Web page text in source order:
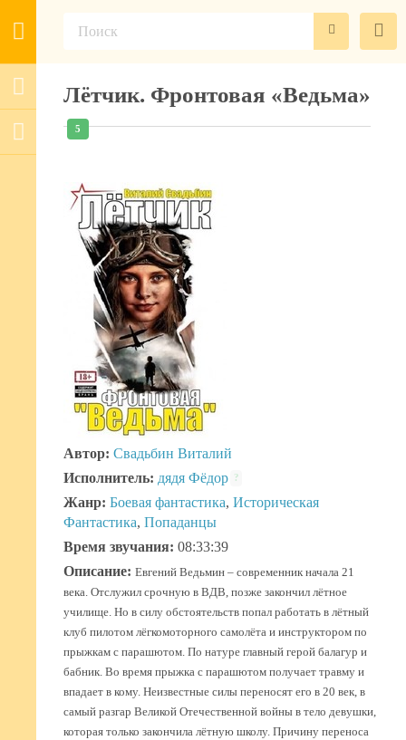
Лётчик. Фронтовая «Ведьма»
5
Автор: Свадьбин Виталий
Исполнитель: дядя Фёдор ?
Жанр: Боевая фантастика, Историческая
Фантастика, Попаданцы
Время звучания: 08:33:39
Описание: Евгений Ведьмин – современник начала 21
века. Отслужил срочную в ВДВ, позже закончил лётное
училище. Но в силу обстоятельств попал работать в лётный
клуб пилотом лёгкомоторного самолёта и инструктором по
прыжкам с парашютом. По натуре главный герой балагур и
бабник. Во время прыжка с парашютом получает травму и
впадает в кому. Неизвестные силы переносят его в 20 век, в
самый разгар Великой Отечественной войны в тело девушки,
которая только закончила лётную школу. Причину переноса